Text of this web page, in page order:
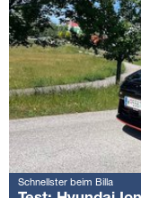
Schnellster beim Billa